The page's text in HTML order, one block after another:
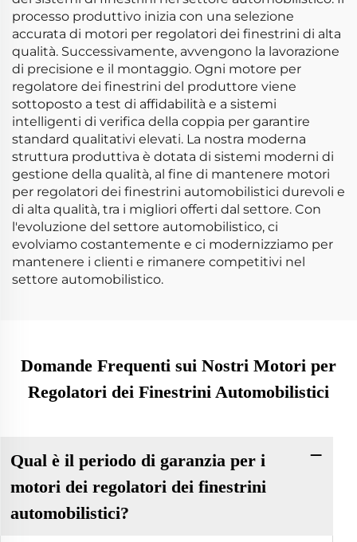
processo produttivo inizia con una selezione
accurata di motori per regolatori dei finestrini di alta
qualità. Successivamente, avvengono la lavorazione
di precisione e il montaggio. Ogni motore per
regolatore dei finestrini del produttore viene
sottoposto a test di affidabilità e a sistemi
intelligenti di verifica della coppia per garantire
standard qualitativi elevati. La nostra moderna
struttura produttiva è dotata di sistemi moderni di
gestione della qualità, al fine di mantenere motori
per regolatori dei finestrini automobilistici durevoli e
di alta qualità, tra i migliori offerti dal settore. Con
l'evoluzione del settore automobilistico, ci
evolviamo costantemente e ci modernizziamo per
mantenere i clienti e rimanere competitivi nel
settore automobilistico.
Domande Frequenti sui Nostri Motori per
Regolatori dei Finestrini Automobilistici
Qual è il periodo di garanzia per i
motori dei regolatori dei finestrini
automobilistici?